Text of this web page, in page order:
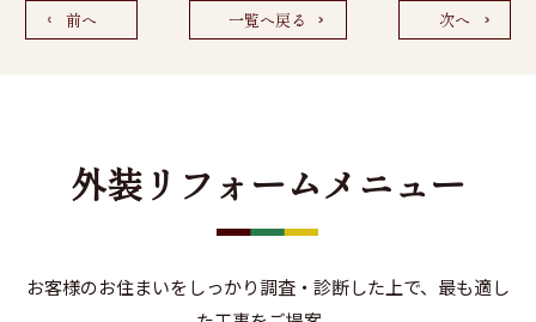
前へ 一覧へ戻る 次へ
外装リフォームメニュー
お客様のお住まいをしっかり調査・診断した上で、最も適し